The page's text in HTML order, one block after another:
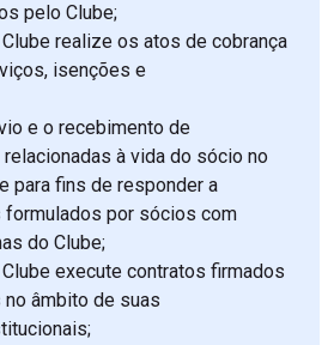
pelo Clube;
realize os atos de cobrança
isenções e
e o recebimento de
à vida do sócio no
para fins de responder a
formulados por sócios com
do Clube;
execute contratos firmados
âmbito de suas